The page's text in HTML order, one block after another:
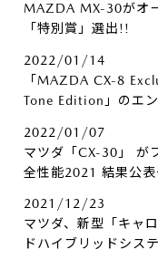
MAZDA MX-30がオ
「特別賞」選出!!
2022/01/14
「MAZDA CX-8
Tone Edition」のエ
2022/01/07
マツダ「CX-30」 が
全性能2021 結果公表
2021/12/23
マツダ、新型「キャ
ドハイブリッドシス